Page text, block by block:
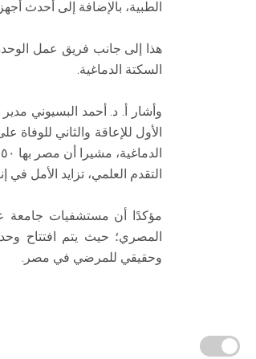
الطبية، بالإضافة إلى أحدث
هذا إلى جانب فريق عمل
السكتة الدماغية.
وأشار أ. د. أحمد البسيوني
التقدم العلمي، تزايد الأمل
مؤكدًا أن مستشفيات جامعة
المصري؛ حيث يتم افتتاح
وحقيقي للمرضي في مصر.